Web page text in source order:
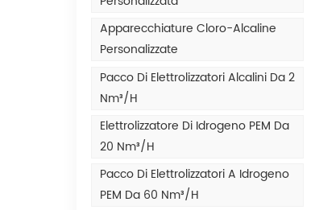
Apparecchiature Cloro-Alcaline
Personalizzate
Pacco Di Elettrolizzatori Alcalini Da 2
Nm³/h
Elettrolizzatore Di Idrogeno PEM Da
20 Nm³/h
Pacco Di Elettrolizzatori A Idrogeno
PEM Da 60 Nm³/h